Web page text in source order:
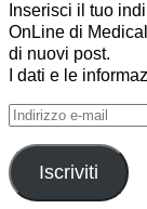
Inserisci il tuo
OnLine di
di nuovi post.
I dati e le
Indirizzo
mail
Iscriviti